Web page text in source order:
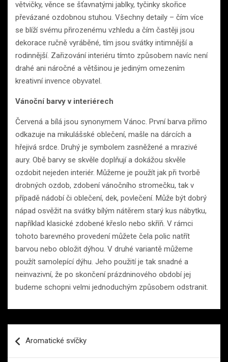
větvičky, věnce se šťavnatými jablky, tyčinky skořice
převázané ozdobnou stuhou. Všechny detaily – čím více
se blíží svému přirozenému vzhledu a čím častěji jsou
dekorace ručně vyráběné, tím jsou svátky intimnější a
rodinnější. Zařizování interiéru tímto způsobem navíc není
drahé ani náročné a většinou je jediným omezením
kreativní invence obyvatel.
Vánoční barvy v interiérech
Červená a bílá jsou synonymem Vánoc. První barva přímo
odkazuje na mikulášské oblečení, mašle na dárcích a
hřejivá srdce. Druhý je symbolem zasněžené a mrazivé
aury. Obě barvy se skvěle doplňují a dokážou skvěle
ozdobit nejeden interiér. Můžeme je použít jak při tvorbě
drobných ozdob, zdobení vánočního stromečku, tak v
případě nádobí či oblečení, dek, povlečení. Může být dobrý
nápad osvěžit na svátky bílým nátěrem starý kus nábytku,
například klasické zdobené křeslo nebo skříň. V rámci
tohoto barevného provedení můžete čela polic natřít
barvou nebo obložit dýhou. V druhé variantě můžeme
použít samolepící dýhu. Jeho použití je tak snadné a
neinvazivní, že po skončení prázdninového období jej
budeme schopni velmi jednoduchým způsobem odstranit.
proAromatické svíčky